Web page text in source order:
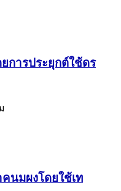
การประยุกต์ใช้ดร
นมผงโดยใช้เท